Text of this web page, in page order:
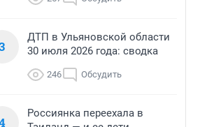
ДТП в Ульяновской области
30 июля 2026 года: сводка
246 Обсудить
Россиянка переехала в